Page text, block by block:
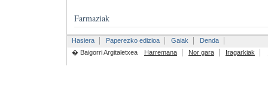
Farmaziak
Hasiera Paperezko edizioa Gaiak
Denda
� Baigorri Argitaletxea
Harremana Nor gara Iragarkiak